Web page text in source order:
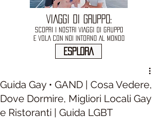
VIAGGI DI GRUPPO:
SCOPRI I NOSTRI VIAGGI DI GRUPPO
E VOLA CON NOI INTORNO AL MONDO
ESPLORA
Guida Gay • GAND | Cosa Vedere,
Dove Dormire, Migliori Locali Gay
e Ristoranti | Guida LGBT